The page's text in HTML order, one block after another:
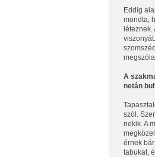
Eddig
mondta,
léteznek.
A
netán
szól.
nekik. A
érnek
tabukat,